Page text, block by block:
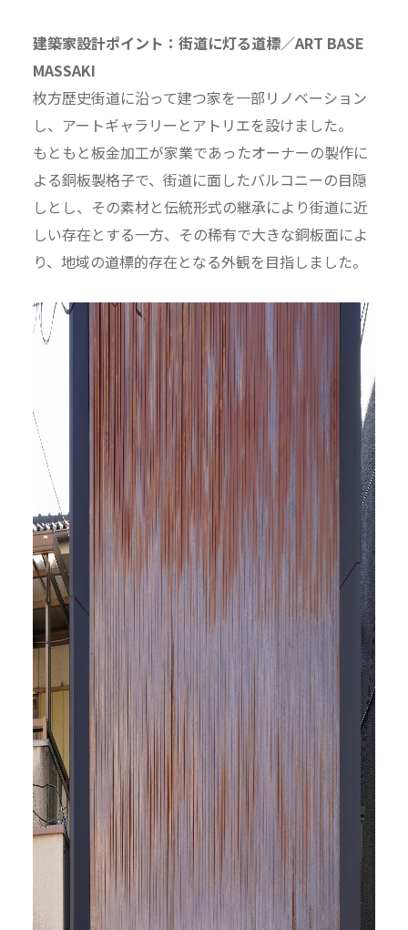
建築家設計ポイント：街道に灯る道標／ART BASE
MASSAKI
枚方歴史街道に沿って建つ家を一部リノベーション
し、アートギャラリーとアトリエを設けました。
もともと板金加工が家業であったオーナーの製作に
よる銅板製格子で、街道に面したバルコニーの目隠
しとし、その素材と伝統形式の継承により街道に近
しい存在とする一方、その稀有で大きな銅板面によ
り、地域の道標的存在となる外観を目指しました。